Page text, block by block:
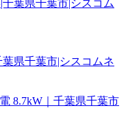
県千葉市|シスコムネ